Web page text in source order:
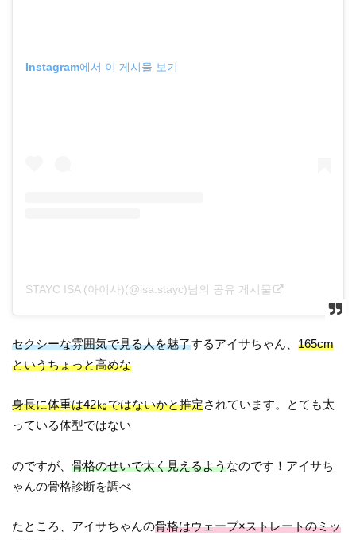
Instagram에서 이 게시물 보기
STAYC ISA (아이사)(@isa.stayc)님의 공유 게시물
セクシーな雰囲気で見る人を魅了するアイサちゃん、165cm
というちょっと高めな
身長に体重は42㎏ではないかと推定されています。とても太
っている体型ではない
のですが、骨格のせいで太く見えるようなのです！アイサち
ゃんの骨格診断を調べ
たところ、アイサちゃんの骨格はウェーブ×ストレートのミッ